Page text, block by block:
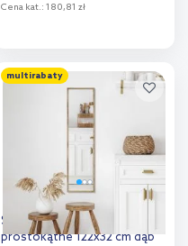
Cena kat.: 180,81 zł
Dodaj do
porównania
multirabaty
Styler Floryda lustro
prostokątne 122x32 cm dąb